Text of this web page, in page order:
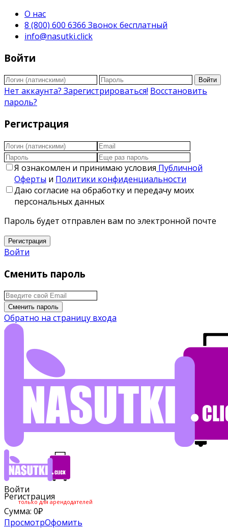
О нас
8 (800) 600 6366 Звонок бесплатный
info@nasutki.click
Войти
Войти
Нет аккаунта? Зарегистрироваться! Восстановить
пароль?
Регистрация
Я ознакомлен и принимаю условия Публичной
Оферты и Политики конфиденциальности
Даю согласие на обработку и передачу моих
персональных данных
Пароль будет отправлен вам по электронной почте
Регистрация
Войти
Сменить пароль
Сменить пароль
Обратно на страницу входа
Войти
Регистрация
только для арендодателей
Сумма: 0₽
ПросмотрОфомить